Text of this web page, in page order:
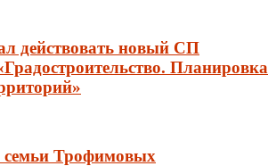
действовать новый СП
Планировка
семьи Трофимовых